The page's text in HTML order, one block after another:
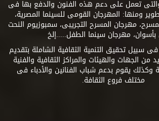
والتى تعمل على دعم هذه الفنون والدفع بها فى
ومنها: المهرجان القومى للسينما المصرية،
مهرجان المسرح التجريبى، سمبوزيوم النحت
بأسوان، مهرجان سينما الطفل.....إلخ
سبيل تحقيق التنمية الثقافية الشاملة بتقديم
من الجهات والهيئات والمراكز الثقافية والفنية
وكذلك يقوم بدعم شباب الفنانين والأدباء فى
مختلف فروع الثقافة.